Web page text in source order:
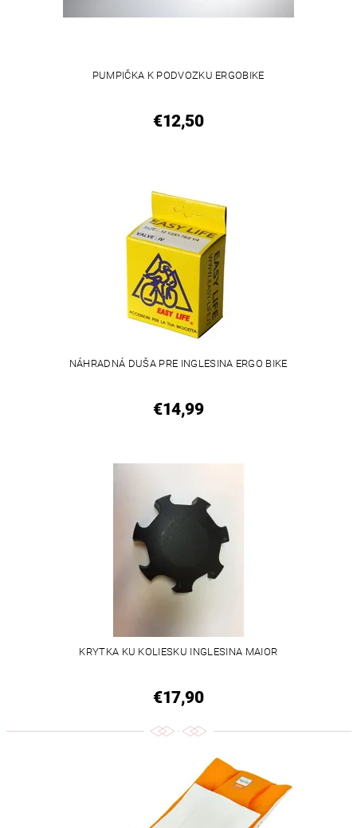
PUMPIČKA K PODVOZKU ERGOBIKE
€12,50
NÁHRADNÁ DUŠA PRE INGLESINA ERGO BIKE
€14,99
KRYTKA KU KOLIESKU INGLESINA MAIOR
€17,90